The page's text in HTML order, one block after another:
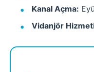
Kanal Açma:
Vidanjör